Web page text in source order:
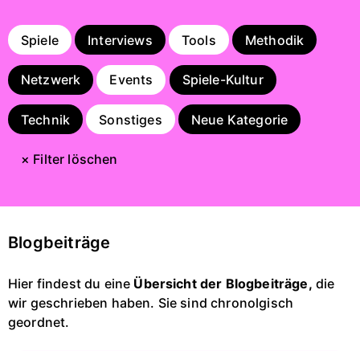
Spiele Interviews Tools Methodik
Netzwerk Events Spiele-Kultur
Technik Sonstiges Neue Kategorie
× Filter löschen
Blogbeiträge
Hier findest du eine Übersicht der Blogbeiträge, die
wir geschrieben haben. Sie sind chronolgisch
geordnet.